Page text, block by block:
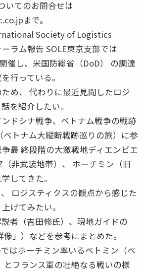
いてのお問合せは
まで。
Society of Logistics
ラム報告 SOLE東京支部では
催し、米国防総省（DoD） の調達
行っている。
め、 代わりに最近見聞したロジ
を紹介したい。
ドシナ戦争、ベトナム戦争の戦跡
ベトナム大縦断戦跡巡りの旅）に参
最 終段階の大激戦地ディエンビエ
非武装地帯）、 ホーチミン（旧
してきた。
ロジスティクスの観点から感じた
げてみたい。
者（吉田修氏）、現地ガイドの
」）などを参考にまとめた。
はホーチミン率いるベトミン（ベ
とフランス軍の壮絶なる戦いの様